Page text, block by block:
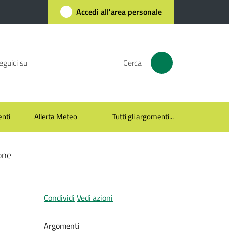
Accedi all'area personale
su Cerca
Allerta Meteo Tutti gli argomenti...
Condividi Vedi azioni
Argomenti